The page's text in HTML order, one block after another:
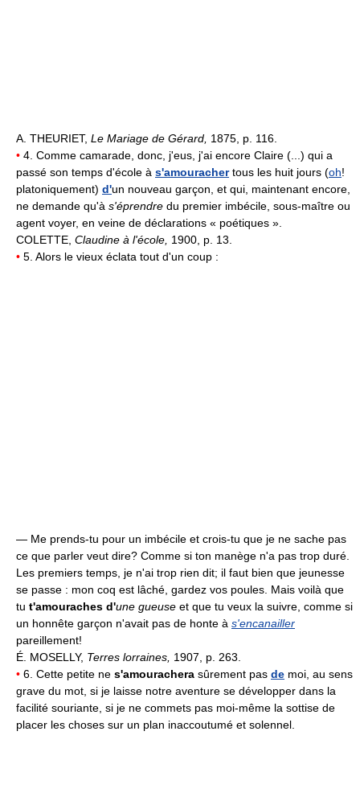
A. THEURIET, Le Mariage de Gérard, 1875, p. 116.
• 4. Comme camarade, donc, j'eus, j'ai encore Claire (...) qui a
passé son temps d'école à s'amourachertous les huit jours (oh!
platoniquement) d'un nouveau garçon, et qui, maintenant encore,
ne demande qu'à s'éprendre du premier imbécile, sous-maître ou
agent voyer, en veine de déclarations « poétiques ».
COLETTE, Claudine à l'école, 1900, p. 13.
• 5. Alors le vieux éclata tout d'un coup :
— Me prends-tu pour un imbécile et crois-tu que je ne sache pas
ce que parler veut dire? Comme si ton manège n'a pas trop duré.
Les premiers temps, je n'ai trop rien dit; il faut bien que jeunesse
se passe : mon coq est lâché, gardez vos poules. Mais voilà que
tu t'amouraches d'une gueuse et que tu veux la suivre, comme si
un honnête garçon n'avait pas de honte à s'encanailler
pareillement!
É. MOSELLY, Terres lorraines, 1907, p. 263.
• 6. Cette petite ne s'amourachera sûrement pas de moi, au sens
grave du mot, si je laisse notre aventure se développer dans la
facilité souriante, si je ne commets pas moi-même la sottise de
placer les choses sur un plan inaccoutumé et solennel.